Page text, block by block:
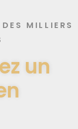
MILLIERS
un